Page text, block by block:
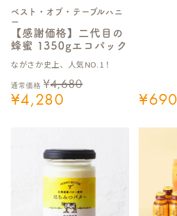
ベスト・オブ・テーブルハニ
ー
【感謝価格】二代目の
蜂蜜 1350gエコパック
ながさか史上、人気NO.1！
通常価格 ¥4,680
¥4,280 ¥690